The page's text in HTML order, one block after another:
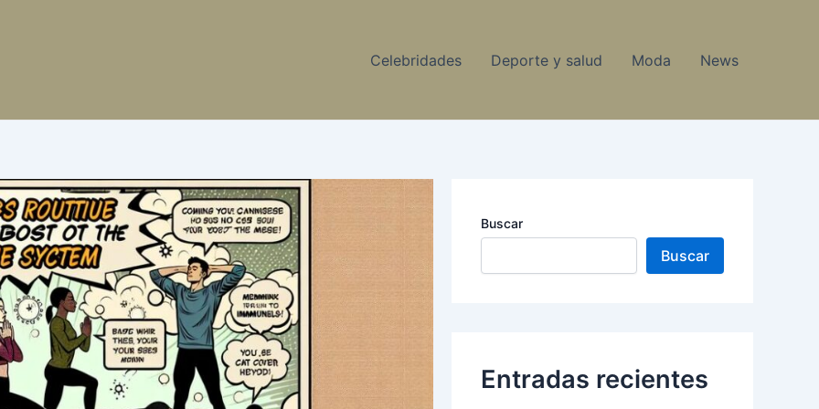
Celebridades Deporte y salud Moda News
Buscar
Buscar
Entradas recientes